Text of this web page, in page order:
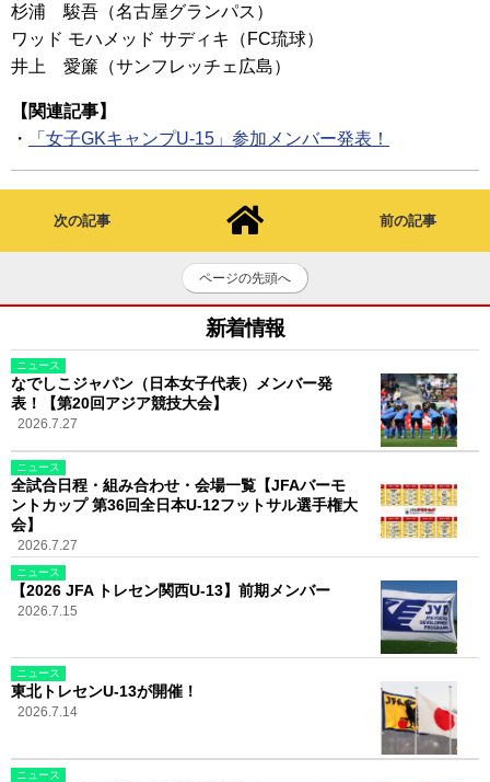
杉浦 駿吾（名古屋グランパス）
ワッド モハメッド サディキ（FC琉球）
井上 愛簾（サンフレッチェ広島）
【関連記事】
・
「女子GKキャンプU-15」参加メンバー発表！
次の記事 前の記事
ページの先頭へ
新着情報
ニュース
なでしこジャパン（日本女子代表）メンバー発
表！【第20回アジア競技大会】
2026.7.27
ニュース
全試合日程・組み合わせ・会場一覧【JFAバーモ
ントカップ 第36回全日本U-12フットサル選手権大
会】
2026.7.27
ニュース
【2026 JFA トレセン関西U-13】前期メンバー
2026.7.15
ニュース
東北トレセンU-13が開催！
2026.7.14
ニュース